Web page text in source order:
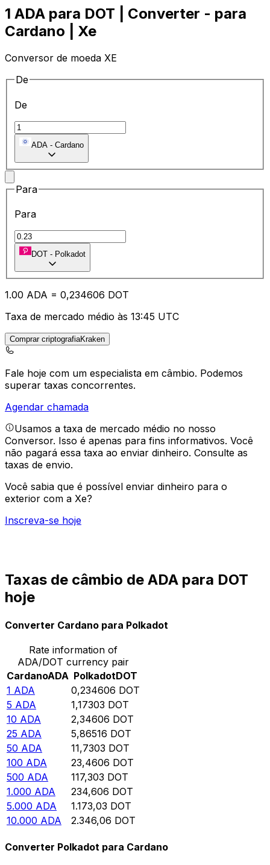
1 ADA para DOT | Converter - para
Cardano | Xe
Conversor de moeda XE
De
De
ADA - Cardano
Para
Para
DOT - Polkadot
1.00 ADA = 0,234606 DOT
Taxa de mercado médio às 13:45 UTC
Comprar criptografiaKraken
Fale hoje com um especialista em câmbio. Podemos
superar taxas concorrentes.
Agendar chamada
Usamos a taxa de mercado médio no nosso
Conversor. Isso é apenas para fins informativos. Você
não pagará essa taxa ao enviar dinheiro. Consulte as
taxas de envio.
Você sabia que é possível enviar dinheiro para o
exterior com a Xe?
Inscreva-se hoje
Taxas de câmbio de ADA para DOT
hoje
Converter Cardano para Polkadot
Rate information of
ADA/DOT currency pair
CardanoADA PolkadotDOT
1 ADA 0,234606 DOT
5 ADA 1,17303 DOT
10 ADA 2,34606 DOT
25 ADA 5,86516 DOT
50 ADA 11,7303 DOT
100 ADA 23,4606 DOT
500 ADA 117,303 DOT
1.000 ADA 234,606 DOT
5.000 ADA 1.173,03 DOT
10.000 ADA 2.346,06 DOT
Converter Polkadot para Cardano